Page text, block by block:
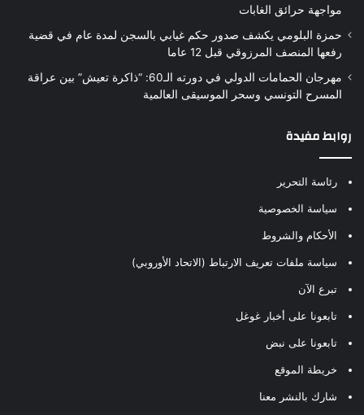
مواجهة حرائق الغابات
حمزة البلومي يكشف صدور حكم غيابي بالسجن لمدة عام في قضية
رفعها المنصف المرزوقي قبل 12 عاما
مهرجان الحمامات الدولي في دورته الـ60: “ذاكرة تعيش” بين عراقة
المسرح التونسي وسحر الموسيقى العالمية
روابط مفيدة
رئاسة التحرير
سياسة الخصوصية
الأحكام والشروط
سياسة ملفات تعريف الارتباط (الاتحاد الأوروبي)
تبرع الآن
تابعونا على أخبار غوغل
تابعونا على نبض
خريطة الموقع
شارك بالنشر معنا